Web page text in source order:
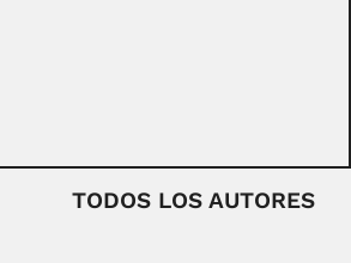
TODOS LOS AUTORES